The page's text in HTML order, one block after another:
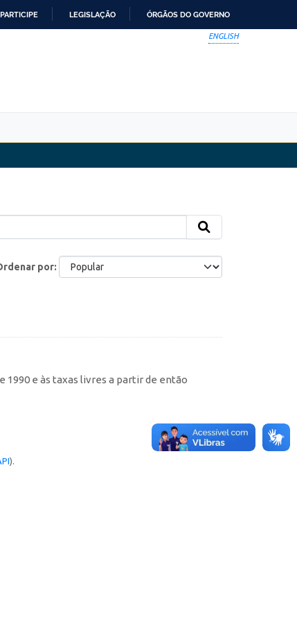
PARTICIPE LEGISLAÇÃO ÓRGÃOS DO GOVERNO
ENGLISH
por
1990 e às taxas livres a partir de então
).